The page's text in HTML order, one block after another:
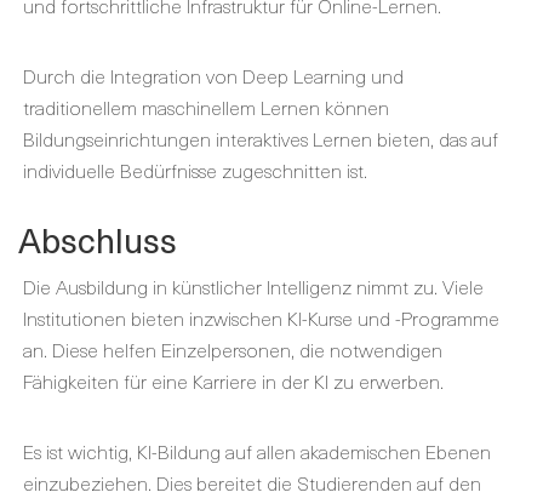
Durch die Integration von Deep Learning und
traditionellem maschinellem Lernen können
Bildungseinrichtungen interaktives Lernen bieten, das auf
individuelle Bedürfnisse zugeschnitten ist.
Abschluss
Die Ausbildung in künstlicher Intelligenz nimmt zu. Viele
Institutionen bieten inzwischen KI-Kurse und -Programme
an. Diese helfen Einzelpersonen, die notwendigen
Fähigkeiten für eine Karriere in der KI zu erwerben.
Es ist wichtig, KI-Bildung auf allen akademischen Ebenen
einzubeziehen. Dies bereitet die Studierenden auf den